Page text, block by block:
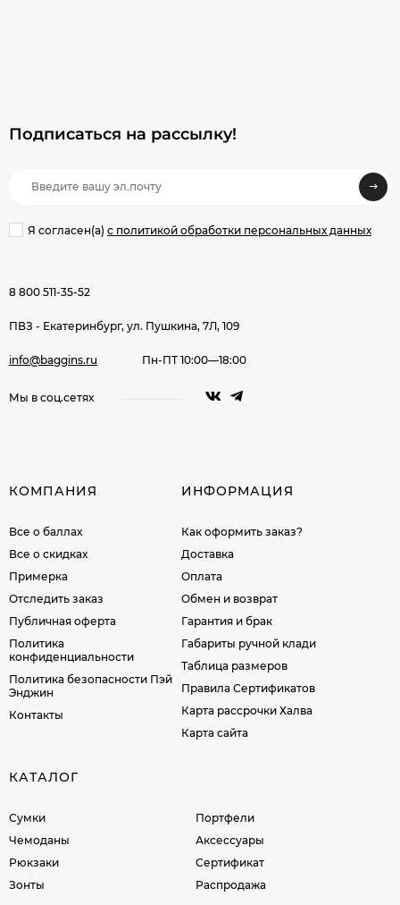
Подписаться на рассылкy!
Я согласен(a) с политикой обработки персональных данных
8 800 511-35-52
ПВЗ - Екатеринбург, ул. Пушкина, 7Л, 109
info@baggins.ru Пн-ПТ 10:00—18:00
Мы в соц.сетях
КОМПАНИЯ
Все о баллах
Все о скидках
Примерка
Отследить заказ
Публичная оферта
Политика
конфиденциальности
Политика безопасности Пэй
Энджин
Контакты
ИНФОРМАЦИЯ
Как оформить заказ?
Доставка
Оплата
Обмен и возврат
Гарантия и брак
Габариты ручной клади
Таблица размеров
Правила Сертификатов
Карта рассрочки Халва
Карта сайта
КАТАЛОГ
Сумки
Чемоданы
Рюкзаки
Зонты
Портфели
Аксессуары
Сертификат
Распродажа